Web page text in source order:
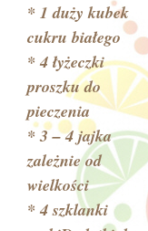
* 1 duży kubek
cukru białego
* 4 łyżeczki
proszku do
pieczenia
* 3 – 4 jajka
zależnie od
wielkości
* 4 szklanki